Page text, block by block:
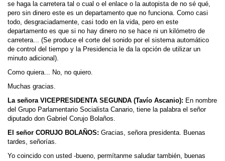
se haga la carretera tal o cual o el enlace o la autopista de no sé qué,
pero sin dinero este es un departamento que no funciona. Como casi
todo, desgraciadamente, casi todo en la vida, pero en este
departamento es que si no hay dinero no se hace ni un kilómetro de
carretera... (Se produce el corte del sonido por el sistema automático
de control del tiempo y la Presidencia le da la opción de utilizar un
minuto adicional).
Como quiera... No, no quiero.
Muchas gracias.
La señora VICEPRESIDENTA SEGUNDA (Tavío Ascanio): En nombre
del Grupo Parlamentario Socialista Canario, tiene la palabra el señor
diputado don Gabriel Corujo Bolaños.
El señor CORUJO BOLAÑOS: Gracias, señora presidenta. Buenas
tardes, señorías.
Yo coincido con usted -bueno, permítanme saludar también, buenas